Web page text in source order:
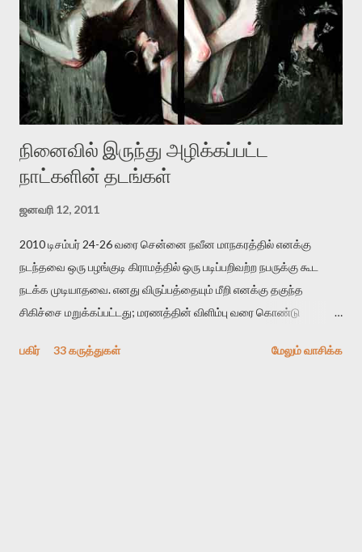
உயிர்மை அவரை தாக்க உத்தேசித்தாலும் இல்லை என்றாலும்
ஜெயமோகன் அந்த பிரமையால் தொடர்ந்து அச்சுறுத்தலுக்கு உள்ளாகி
உள்ளார். உங்களை பற்றின இந்த தாக்குதல் கூட இதன் வெளிப்பாடு தான்”.
உண்மையே! ராக்கி படத்தில் குத்துச்சண்டை வீரராக வரும் சில்வெஸ்டர்
ஓரிடத்தில் சொல்வார்: ...
நினைவில் இருந்து அழிக்கப்பட்ட
நாட்களின் தடங்கள்
ஜனவரி 12, 2011
2010 டிசம்பர் 24-26 வரை சென்னை நவீன மாநகரத்தில் எனக்கு
நடந்தவை ஒரு பழங்குடி கிராமத்தில் ஒரு படிப்பறிவற்ற நபருக்கு கூட
நடக்க முடியாதவை. எனது விருப்பத்தையும் மீறி எனக்கு தகுந்த
சிகிச்சை மறுக்கப்பட்டது; மரணத்தின் விளிம்பு வரை கொண்டு
பகிர்
33 கருத்துகள் மேலும் வாசிக்க